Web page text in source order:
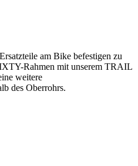
am Bike befestigen zu
Rahmen mit unserem TRAIL
weitere
des Oberrohrs.